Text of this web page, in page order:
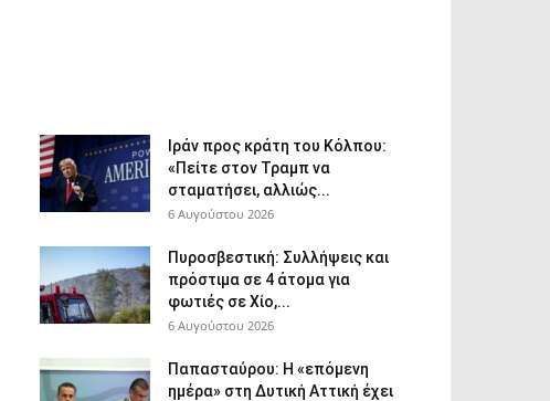
Ιράν προς κράτη του Κόλπου:
«Πείτε στον Τραμπ να
σταματήσει, αλλιώς...
6 Αυγούστου 2026
Πυροσβεστική: Συλλήψεις και
πρόστιμα σε 4 άτομα για
φωτιές σε Χίο,...
6 Αυγούστου 2026
Παπασταύρου: Η «επόμενη
ημέρα» στη Δυτική Αττική έχει